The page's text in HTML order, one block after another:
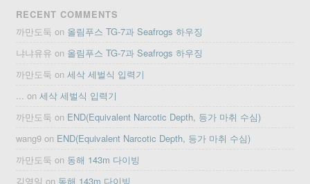
RECENT COMMENTS
까만도둑 on 올림푸스 TG-7과 Seafrogs 하우징
냐냐유유 on 올림푸스 TG-7과 Seafrogs 하우징
까만도둑 on세삭 세벌식 입력기
... on세삭 세벌식 입력기
까만도둑 on END(Equivalent Narcotic Depth, 등가 마취 수심)
wang9 on END(Equivalent Narcotic Depth, 등가 마취 수심)
까만도둑 on 동해 143m 다이빙
김영일 on 동해 143m 다이빙